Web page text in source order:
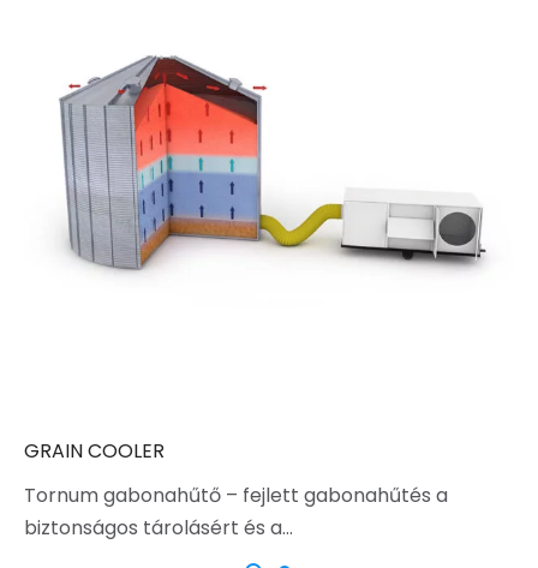
GRAIN COOLER
Tornum gabonahűtő – fejlett gabonahűtés a
biztonságos tárolásért és a…